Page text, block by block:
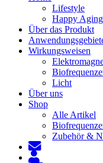
Lifestyle
Happy Aging
Über das Produkt
Wirkungsweisen
Licht
Über uns
Shop
Alle Artikel
Zubehör &